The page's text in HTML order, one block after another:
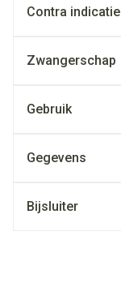
Contra indicatie
Zwangerschap
Gebruik
Gegevens
Bijsluiter